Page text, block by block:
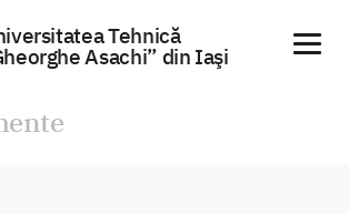
Tehnică
Asachi” din Iaşi